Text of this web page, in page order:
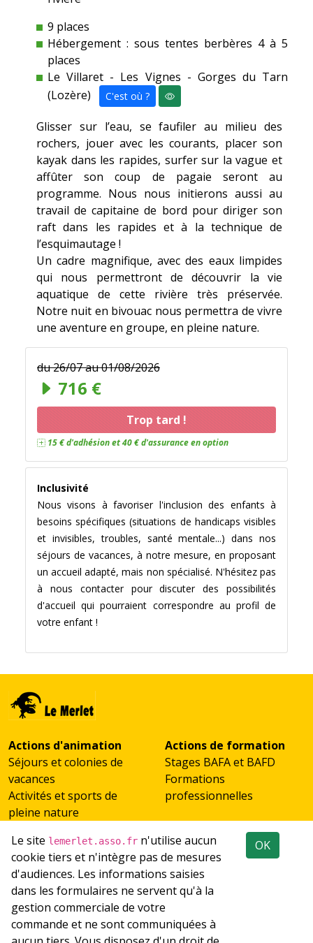
9 places
Hébergement : sous tentes berbères 4 à 5
places
Le Villaret - Les Vignes - Gorges du Tarn
(Lozère)
C'est où ?
Glisser sur l’eau, se faufiler au milieu des
rochers, jouer avec les courants, placer son
kayak dans les rapides, surfer sur la vague et
affûter son coup de pagaie seront au
programme. Nous nous initierons aussi au
travail de capitaine de bord pour diriger son
raft dans les rapides et à la technique de
l’esquimautage !
Un cadre magnifique, avec des eaux limpides
qui nous permettront de découvrir la vie
aquatique de cette rivière très préservée.
Notre nuit en bivouac nous permettra de vivre
une aventure en groupe, en pleine nature.
du 26/07 au 01/08/2026
716 €
Trop tard !
15 € d'adhésion et 40 € d'assurance en option
Il reste peut-être des places chez notre
Inclusivité
Nous visons à favoriser l'inclusion des enfants à
besoins spécifiques (situations de handicaps visibles
et invisibles, troubles, santé mentale...) dans nos
séjours de vacances, à notre mesure, en proposant
un accueil adapté, mais non spécialisé. N'hésitez pas
à nous contacter pour discuter des possibilités
d'accueil qui pourraient correspondre au profil de
votre enfant !
Actions d'animation
Séjours et colonies de
vacances
Activités et sports de
pleine nature
découverte
Accueil de groupes
Actions de formation
Stages BAFA et BAFD
Formations
professionnelles
Emploi
Recrutement
Les offres d'emploi du
réseau
Réseaux sociaux
Le site lemerlet.asso.fr n'utilise aucun
cookie tiers et n'intègre pas de mesures
d'audiences. Les informations saisies
dans les formulaires ne servent qu'à la
gestion commerciale de votre
commande et ne sont communiquées à
OK